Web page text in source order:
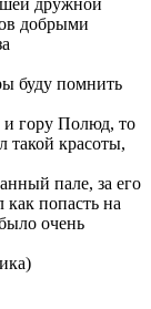
добрыми
буду помнить
и гору Полюд, то
такой красоты,
пале, за его
попасть на
очень